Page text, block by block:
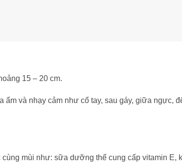
15 – 20 cm.
ẩm và nhạy cảm như cổ tay, sau gáy, giữa
mùi như: sữa dưỡng thể cung cấp vitamin